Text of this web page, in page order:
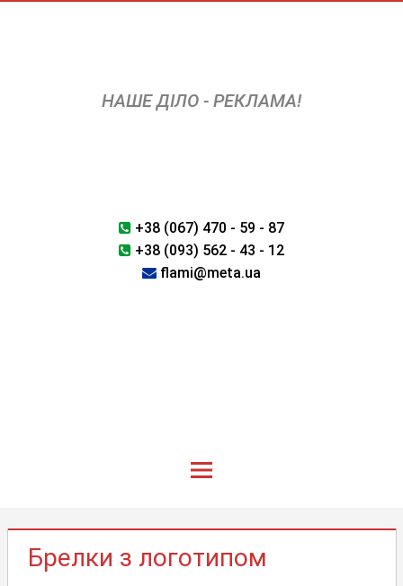
НАШЕ ДІЛО - РЕКЛАМА!
+38 (067) 470 - 59 - 87
+38 (093) 562 - 43 - 12
flami@meta.ua
Брелки з логотипом